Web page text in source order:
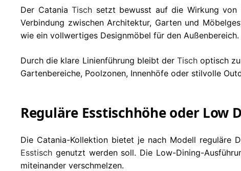
Der Catania Tisch setzt bewusst auf die Wirkung von
Verbindung zwischen Architektur, Garten und
wie ein vollwertiges Designmöbel für den Außenbereich.
Durch die klare Linienführung bleibt derTisch optisch
Gartenbereiche, Poolzonen, Innenhöfe oder stilvolle
Reguläre Esstischhöhe oder Low
Die Catania-Kollektion bietet je nach Modell reguläre
Esstisch genutzt werden soll. Die Low-Dining-
miteinander verschmelzen.